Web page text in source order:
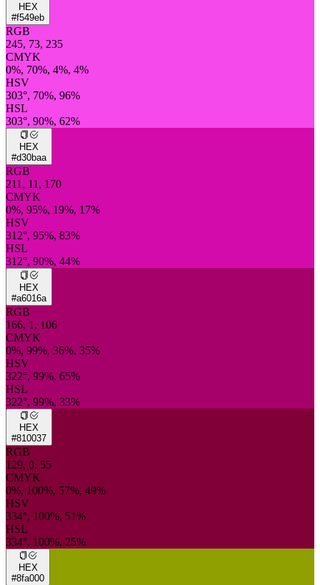
HEX
#f549eb
RGB
245, 73, 235
CMYK
0%, 70%, 4%, 4%
HSV
303°, 70%, 96%
HSL
303°, 90%, 62%
HEX
#d30baa
RGB
211, 11, 170
CMYK
0%, 95%, 19%, 17%
HSV
312°, 95%, 83%
HSL
312°, 90%, 44%
HEX
#a6016a
RGB
166, 1, 106
CMYK
0%, 99%, 36%, 35%
HSV
322°, 99%, 65%
HSL
322°, 99%, 33%
HEX
#810037
RGB
129, 0, 55
CMYK
0%, 100%, 57%, 49%
HSV
334°, 100%, 51%
HSL
334°, 100%, 25%
HEX
#8fa000